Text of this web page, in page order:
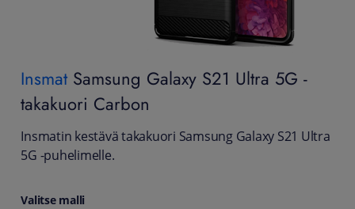
Insmat Samsung Galaxy S21 Ultra 5G -
takakuori Carbon
Insmatin kestävä takakuori Samsung Galaxy S21 Ultra
5G -puhelimelle.
Valitse malli